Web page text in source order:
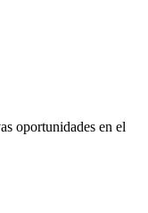
oportunidades en el